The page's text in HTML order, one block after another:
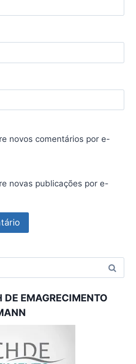
novos comentários por e-
novas publicações por e-
DE EMAGRECIMENTO